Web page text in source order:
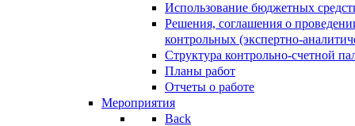
Использование бюджетных
Решения, соглашения о
контрольных (экспертно-
Структура контрольно-счетной
Планы работ
Отчеты о работе
Мероприятия
Back